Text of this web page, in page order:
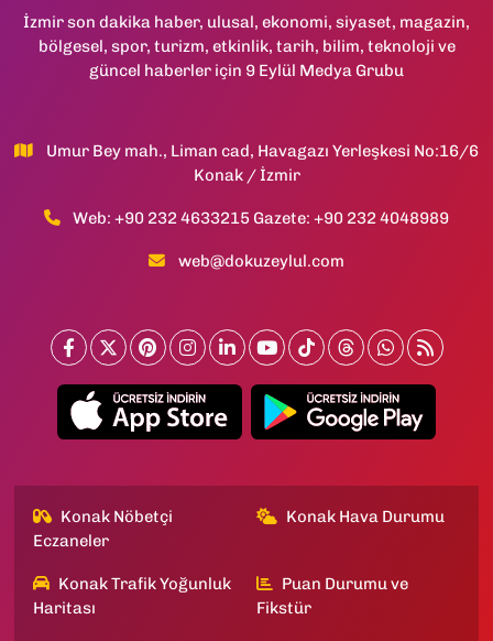
İzmir son dakika haber, ulusal, ekonomi, siyaset, magazin,
bölgesel, spor, turizm, etkinlik, tarih, bilim, teknoloji ve
güncel haberler için 9 Eylül Medya Grubu
Umur Bey mah., Liman cad, Havagazı Yerleşkesi No:16/6
Konak / İzmir
Web: +90 232 4633215 Gazete: +90 232 4048989
web@dokuzeylul.com
Konak Nöbetçi
Eczaneler
Konak Hava Durumu
Konak Trafik Yoğunluk
Haritası
Puan Durumu ve
Fikstür